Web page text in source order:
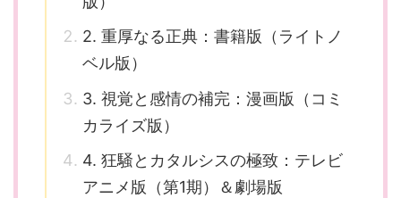
2. 重厚なる正典：書籍版（ライトノ
ベル版）
3. 視覚と感情の補完：漫画版（コミ
カライズ版）
4. 狂騒とカタルシスの極致：テレビ
アニメ版（第1期）＆劇場版